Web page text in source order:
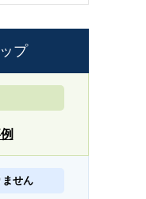
プ
ません